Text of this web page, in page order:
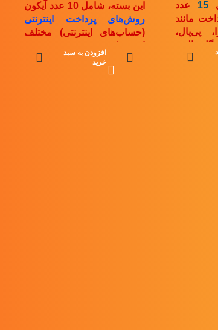
15 عدد
مانند
پی‌پال،
والت،
و
این بسته، شامل 10 عدد آیکون
روش‌های پرداخت اینترنتی
(حساب‌های اینترنتی) مختلف
استکه در 5 نوع فرمت
PNG
ICO , ICNS ,
SVG
فراهم شده است.
افزودن به سبد
خرید